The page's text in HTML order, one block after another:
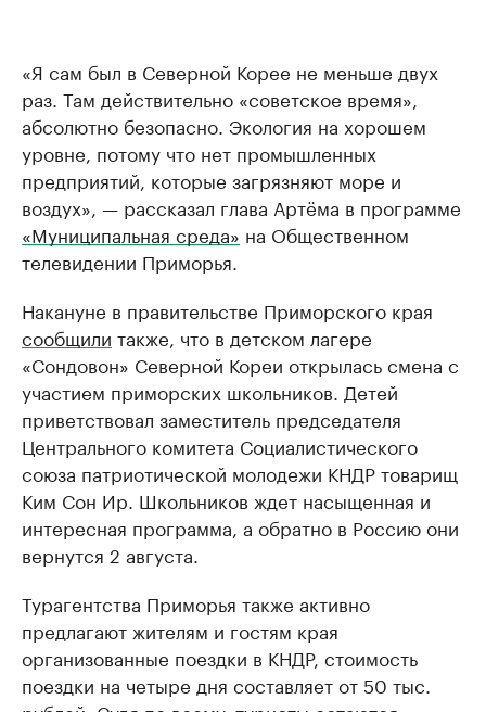
«Я сам был в Северной Корее не меньше двух
раз. Там действительно «советское время»,
абсолютно безопасно. Экология на хорошем
уровне, потому что нет промышленных
предприятий, которые загрязняют море и
воздух», — рассказал глава Артёма в программе
«Муниципальная среда» на Общественном
телевидении Приморья.
Накануне в правительстве Приморского края
сообщили также, что в детском лагере
«Сондовон» Северной Кореи открылась смена с
участием приморских школьников. Детей
приветствовал заместитель председателя
Центрального комитета Социалистического
союза патриотической молодежи КНДР товарищ
Ким Сон Ир. Школьников ждет насыщенная и
интересная программа, а обратно в Россию они
вернутся 2 августа.
Турагентства Приморья также активно
предлагают жителям и гостям края
организованные поездки в КНДР, стоимость
поездки на четыре дня составляет от 50 тыс.